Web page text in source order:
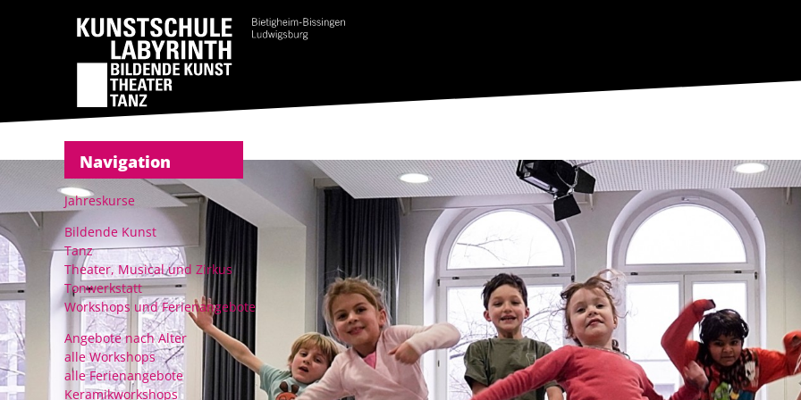
Navigation
Jahreskurse
Bildende Kunst
Tanz
Theater, Musical und Zirkus
Tonwerkstatt
Workshops und Ferienangebote
Angebote nach Alter
alle Workshops
alle Ferienangebote
Keramikworkshops